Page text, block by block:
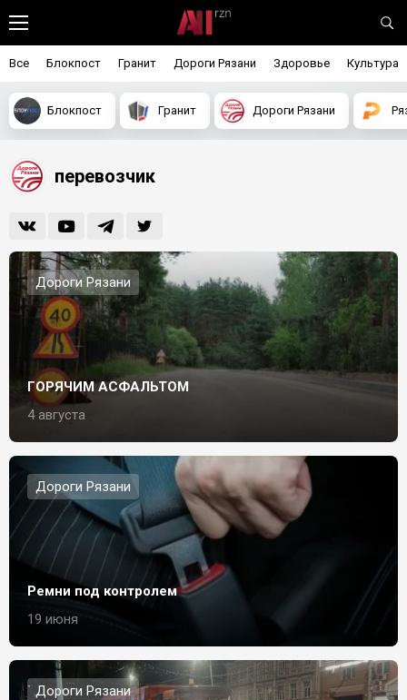
Все Блокпост Гранит Дороги Рязани Здоровье Культура
Блокпост Гранит Дороги Рязани
перевозчик
Дороги Рязани
ГОРЯЧИМ АСФАЛЬТОМ
4 августа
Дороги Рязани
Ремни под контролем
19 июня
Дороги Рязани